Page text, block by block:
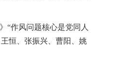
“作风问题核心是党同人
恒、张振兴、曹阳、姚